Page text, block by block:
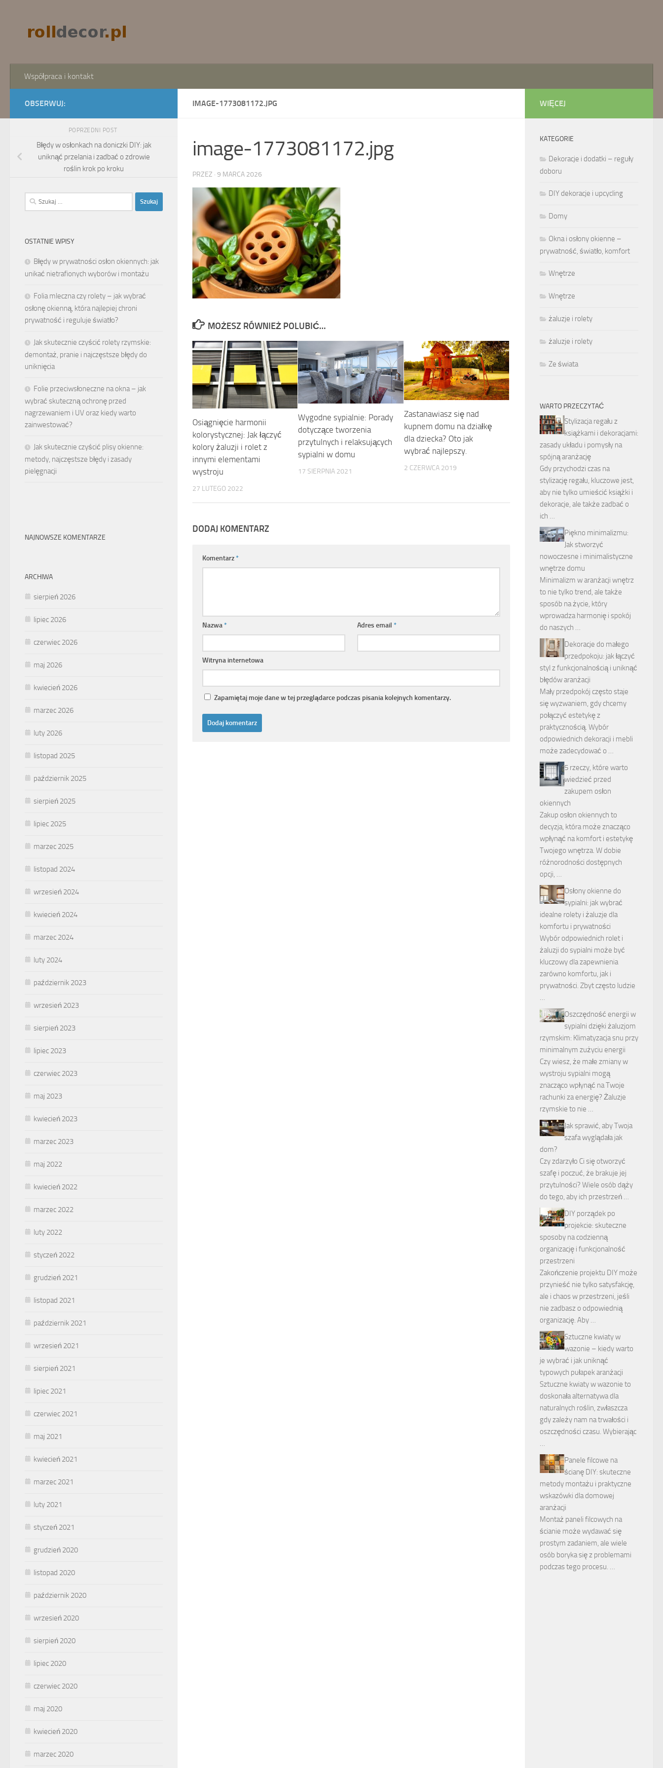
Współpraca i kontakt
IMAGE-1773081172.JPG
image-1773081172.jpg
PRZEZ · 9 MARCA 2026
MOŻESZ RÓWNIEŻ POLUBIĆ…
Osiągnięcie harmonii
kolorystycznej: Jak łączyć
kolory żaluzji i rolet z
innymi elementami
wystroju
27 LUTEGO 2022
Wygodne sypialnie: Porady
dotyczące tworzenia
przytulnych i relaksujących
sypialni w domu
17 SIERPNIA 2021
Zastanawiasz się nad
kupnem domu na działkę
dla dziecka? Oto jak
wybrać najlepszy.
2 CZERWCA 2019
DODAJ KOMENTARZ
Komentarz*
Nazwa* Adres email*
Witryna internetowa
Zapamiętaj moje dane w tej przeglądarce podczas pisania kolejnych komentarzy.
OBSERWUJ:
POPRZEDNI POST
Błędy w osłonkach na doniczki DIY: jak
uniknąć przelania i zadbać o zdrowie
roślin krok po kroku
Szukaj:
OSTATNIE WPISY
Błędy w prywatności osłon okiennych: jak
unikać nietrafionych wyborów i montażu
Folia mleczna czy rolety – jak wybrać
osłonę okienną, która najlepiej chroni
prywatność i reguluje światło?
Jak skutecznie czyścić rolety rzymskie:
demontaż, pranie i najczęstsze błędy do
uniknięcia
Folie przeciwsłoneczne na okna – jak
wybrać skuteczną ochronę przed
nagrzewaniem i UV oraz kiedy warto
zainwestować?
Jak skutecznie czyścić plisy okienne:
metody, najczęstsze błędy i zasady
pielęgnacji
NAJNOWSZE KOMENTARZE
ARCHIWA
sierpień 2026
lipiec 2026
czerwiec 2026
maj 2026
kwiecień 2026
marzec 2026
luty 2026
listopad 2025
październik 2025
sierpień 2025
lipiec 2025
marzec 2025
listopad 2024
wrzesień 2024
kwiecień 2024
marzec 2024
luty 2024
październik 2023
wrzesień 2023
sierpień 2023
lipiec 2023
czerwiec 2023
maj 2023
kwiecień 2023
marzec 2023
maj 2022
kwiecień 2022
marzec 2022
luty 2022
styczeń 2022
grudzień 2021
listopad 2021
październik 2021
wrzesień 2021
sierpień 2021
lipiec 2021
czerwiec 2021
maj 2021
kwiecień 2021
marzec 2021
luty 2021
styczeń 2021
grudzień 2020
listopad 2020
październik 2020
wrzesień 2020
sierpień 2020
lipiec 2020
czerwiec 2020
maj 2020
kwiecień 2020
marzec 2020
WIĘCEJ
KATEGORIE
Dekoracje i dodatki – reguły
doboru
DIY dekoracje i upcycling
Domy
Okna i osłony okienne –
prywatność, światło, komfort
Wnętrze
Wnętrze
żaluzje i rolety
żaluzje i rolety
Ze świata
WARTO PRZECZYTAĆ
Stylizacja regału z
książkami i dekoracjami:
zasady układu i pomysły na
spójną aranżację
Gdy przychodzi czas na
stylizację regału, kluczowe jest,
aby nie tylko umieścić książki i
dekoracje, ale także zadbać o
ich …
Piękno minimalizmu:
Jak stworzyć
nowoczesne i minimalistyczne
wnętrze domu
Minimalizm w aranżacji wnętrz
to nie tylko trend, ale także
sposób na życie, który
wprowadza harmonię i spokój
do naszych …
Dekoracje do małego
przedpokoju: jak łączyć
styl z funkcjonalnością i uniknąć
błędów aranżacji
Mały przedpokój często staje
się wyzwaniem, gdy chcemy
połączyć estetykę z
praktycznością. Wybór
odpowiednich dekoracji i mebli
może zadecydować o …
5 rzeczy, które warto
wiedzieć przed
zakupem osłon
okiennych
Zakup osłon okiennych to
decyzja, która może znacząco
wpłynąć na komfort i estetykę
Twojego wnętrza. W dobie
różnorodności dostępnych
opcji, …
Osłony okienne do
sypialni: jak wybrać
idealne rolety i żaluzje dla
komfortu i prywatności
Wybór odpowiednich rolet i
żaluzji do sypialni może być
kluczowy dla zapewnienia
zarówno komfortu, jak i
prywatności. Zbyt często ludzie
…
Oszczędność energii w
sypialni dzięki żaluzjom
rzymskim: Klimatyzacja snu przy
minimalnym zużyciu energii
Czy wiesz, że małe zmiany w
wystroju sypialni mogą
znacząco wpłynąć na Twoje
rachunki za energię? Żaluzje
rzymskie to nie …
Jak sprawić, aby Twoja
szafa wyglądała jak
dom?
Czy zdarzyło Ci się otworzyć
szafę i poczuć, że brakuje jej
przytulności? Wiele osób dąży
do tego, aby ich przestrzeń …
DIY porządek po
projekcie: skuteczne
sposoby na codzienną
organizację i funkcjonalność
przestrzeni
Zakończenie projektu DIY może
przynieść nie tylko satysfakcję,
ale i chaos w przestrzeni, jeśli
nie zadbasz o odpowiednią
organizację. Aby …
Sztuczne kwiaty w
wazonie – kiedy warto
je wybrać i jak uniknąć
typowych pułapek aranżacji
Sztuczne kwiaty w wazonie to
doskonała alternatywa dla
naturalnych roślin, zwłaszcza
gdy zależy nam na trwałości i
oszczędności czasu. Wybierając
…
Panele filcowe na
ścianę DIY: skuteczne
metody montażu i praktyczne
wskazówki dla domowej
aranżacji
Montaż paneli filcowych na
ścianie może wydawać się
prostym zadaniem, ale wiele
osób boryka się z problemami
podczas tego procesu. …